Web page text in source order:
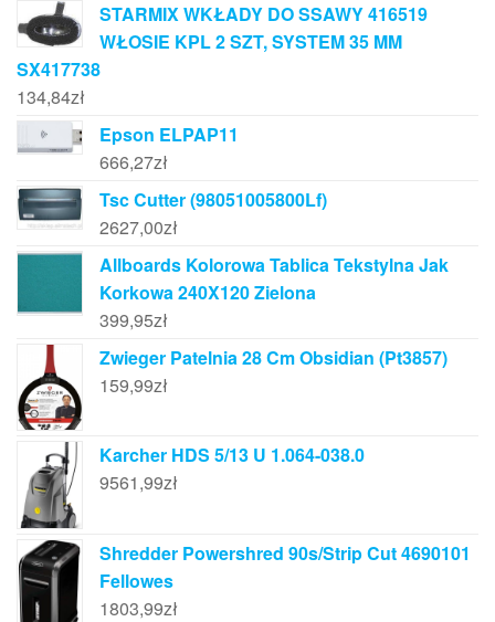
STARMIX WKŁADY DO SSAWY 416519
WŁOSIE KPL 2 SZT, SYSTEM 35 MM
SX417738
134,84zł
Epson ELPAP11
666,27zł
Tsc Cutter (98051005800Lf)
2627,00zł
Allboards Kolorowa Tablica Tekstylna Jak
Korkowa 240X120 Zielona
399,95zł
Zwieger Patelnia 28 Cm Obsidian (Pt3857)
159,99zł
Karcher HDS 5/13 U 1.064-038.0
9561,99zł
Shredder Powershred 90s/Strip Cut 4690101
Fellowes
1803,99zł